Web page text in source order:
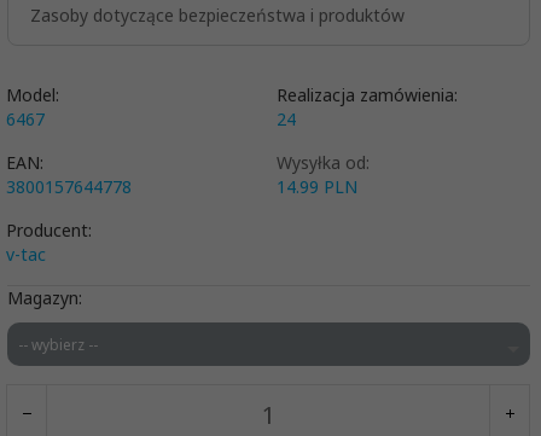
Zasoby dotyczące bezpieczeństwa i produktów
Model:
6467
Realizacja zamówienia:
24
EAN:
3800157644778
Wysyłka od:
14.99 PLN
Producent:
v-tac
Magazyn:
-- wybierz --